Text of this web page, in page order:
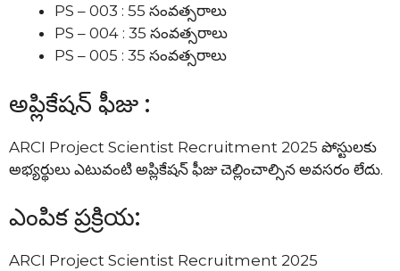
PS – 003 : 55 సంవత్సరాలు
PS – 004 : 35 సంవత్సరాలు
PS – 005 : 35 సంవత్సరాలు
అప్లికేషన్ ఫీజు :
ARCI Project Scientist Recruitment 2025 పోస్టులకు
అభ్యర్థులు ఎటువంటి అప్లికేషన్ ఫీజు చెల్లించాల్సిన అవసరం లేదు.
ఎంపిక ప్రక్రియ:
ARCI Project Scientist Recruitment 2025